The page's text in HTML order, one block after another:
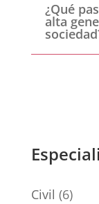
¿Qué
alta
Civil (6)